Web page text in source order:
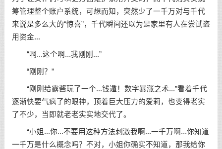
筹管理整个账户系统，可想而知，突然少了一千万对与千代
来说是多么大的“惊喜”，千代瞬间还以为是家里有人在尝试盗
用资金...
“啊...这个啊...我刚刚...”
“刚刚？”
“刚刚给露酱玩了一个...钱遁！数字暴涨之术...”看着千代
逐渐快要气疯了的眼神，顶着巨大压力的爱莉，也变得老实
了不少，当即就老老实实地交代了。
“小姐...你...不要用这种方法刺激我啊...一千万啊...你知道
一千万是什么概念吗？不对，小姐你确实不知道，那我给你